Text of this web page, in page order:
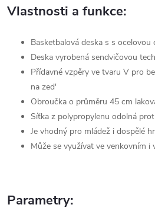
Vlastnosti a funkce:
Basketbalová deska s s
Deska vyrobená sendvičovou
Přídavné vzpěry ve tvaru V pro
na zed'
Obroučka o průměru 45 cm
Síťka z polypropylenu odolná
Je vhodný pro mládež i dospělé
Může se využívat ve venkovním
Parametry: